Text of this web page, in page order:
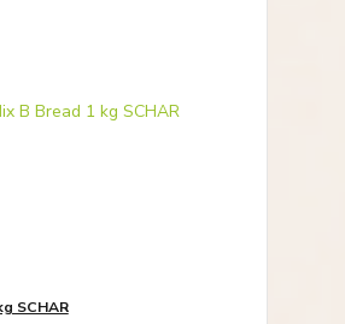
SCHAR